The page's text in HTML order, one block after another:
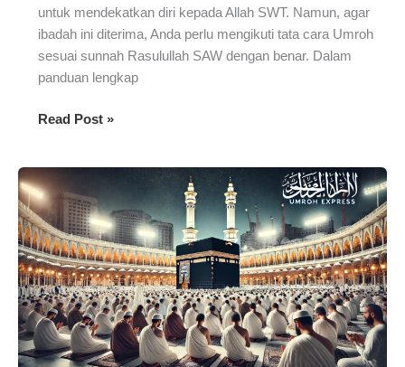
untuk mendekatkan diri kepada Allah SWT. Namun, agar
ibadah ini diterima, Anda perlu mengikuti tata cara Umroh
sesuai sunnah Rasulullah SAW dengan benar. Dalam
panduan lengkap
Panduan
Cara
Umroh
Sesuai
Sunnah
Rasulullah
SAW
Read Post »